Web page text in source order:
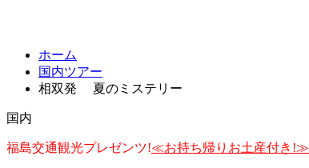
ホーム
国内ツアー
相双発 夏のミステリー
国内
福島交通観光プレゼンツ!≪お持ち帰りお土産付き!≫